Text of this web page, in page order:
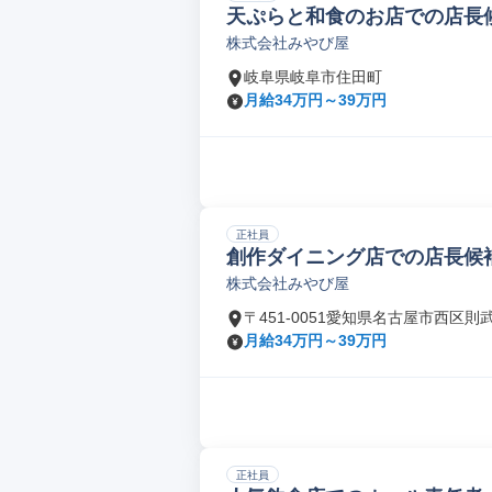
天ぷらと和食のお店での店長
株式会社みやび屋
岐阜県岐阜市住田町
月給34万円～39万円
正社員
創作ダイニング店での店長候
株式会社みやび屋
〒451-0051愛知県名古屋市西区則
月給34万円～39万円
正社員